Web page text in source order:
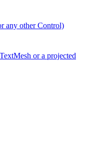
any other Control)
or a projected